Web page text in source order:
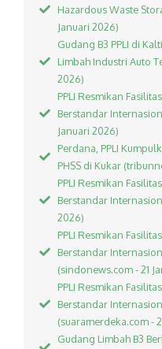
Hazardous Waste
Januari 2026)
Gudang B3 PPLI di
Limbah Industri Auto
2026)
PPLI Resmikan
Berstandar
Januari 2026)
Perdana, PPLI
PHSS di Kukar
PPLI Resmikan
Berstandar
2026)
PPLI Resmikan
Berstandar
(sindonews.com - 21
PPLI Resmikan
Berstandar
(suaramerdeka.com -
Gudang Limbah B3